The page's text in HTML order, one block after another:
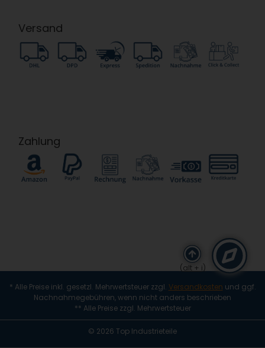
Versand
Zahlung
* Alle Preise inkl. gesetzl. Mehrwertsteuer zzgl. Versandkosten und ggf.
Nachnahmegebühren, wenn nicht anders beschrieben
** Alle Preise zzgl. Mehrwertsteuer
© 2026 Top Industrieteile
(alt + i)